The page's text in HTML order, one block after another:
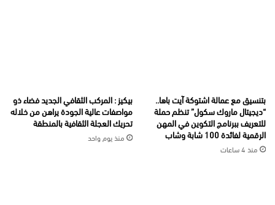
بتنسيق مع عمالة اشتوكة آيت باها..
“ديجيتال ماروك سكول” تنظم حملة
للتعريف ببرنامج التكوين في المهن
الرقمية لفائدة 100 شابة وشاب
منذ 4 ساعات
بيكيز : المركب الثقافي الجديد فضاء ذو
مواصفات عالية الجودة يراهن من خلاله
تحريك العجلة الثقافية بالمنطقة
منذ يوم واحد